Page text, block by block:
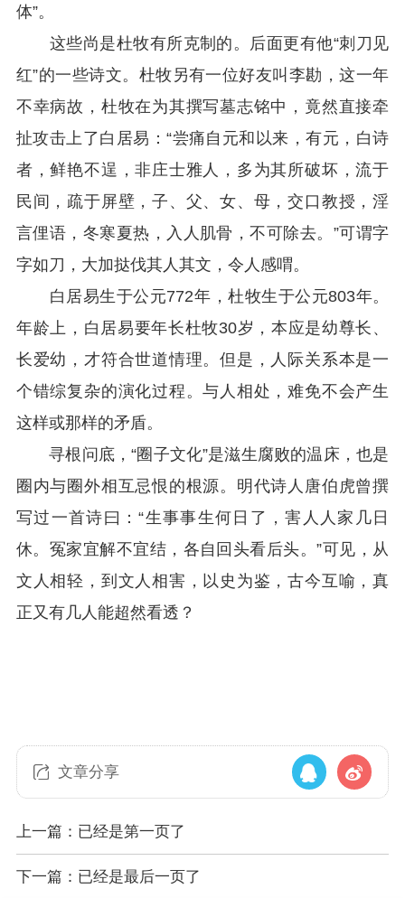
体”。
这些尚是杜牧有所克制的。后面更有他“刺刀见
红”的一些诗文。杜牧另有一位好友叫李勘，这一年
不幸病故，杜牧在为其撰写墓志铭中，竟然直接牵
扯攻击上了白居易：“尝痛自元和以来，有元，白诗
者，鲜艳不逞，非庄士雅人，多为其所破坏，流于
民间，疏于屏壁，子、父、女、母，交口教授，淫
言俚语，冬寒夏热，入人肌骨，不可除去。”可谓字
字如刀，大加挞伐其人其文，令人感喟。
白居易生于公元772年，杜牧生于公元803年。
年龄上，白居易要年长杜牧30岁，本应是幼尊长、
长爱幼，才符合世道情理。但是，人际关系本是一
个错综复杂的演化过程。与人相处，难免不会产生
这样或那样的矛盾。
寻根问底，“圈子文化”是滋生腐败的温床，也是
圈内与圈外相互忌恨的根源。明代诗人唐伯虎曾撰
写过一首诗曰：“生事事生何日了，害人人家几日
休。冤家宜解不宜结，各自回头看后头。”可见，从
文人相轻，到文人相害，以史为鉴，古今互喻，真
正又有几人能超然看透？
文章分享
上一篇：已经是第一页了
下一篇：已经是最后一页了